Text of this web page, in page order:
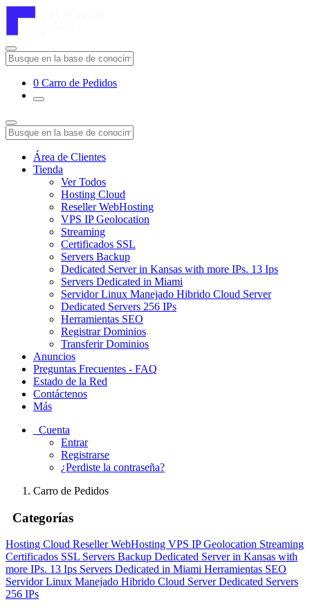
0 Carro de Pedidos
Área de Clientes
Tienda
Ver Todos
Hosting Cloud
Reseller WebHosting
VPS IP Geolocation
Streaming
Certificados SSL
Servers Backup
Dedicated Server in Kansas with more IPs. 13 Ips
Servers Dedicated in Miami
Servidor Linux Manejado Hibrido Cloud Server
Dedicated Servers 256 IPs
Herramientas SEO
Registrar Dominios
Transferir Dominios
Anuncios
Preguntas Frecuentes - FAQ
Estado de la Red
Contáctenos
Más
Cuenta
Entrar
Registrarse
¿Perdiste la contraseña?
Carro de Pedidos
Categorías
Hosting Cloud Reseller WebHosting VPS IP Geolocation Streaming
Certificados SSL Servers Backup Dedicated Server in Kansas with
more IPs. 13 Ips Servers Dedicated in Miami Herramientas SEO
Servidor Linux Manejado Hibrido Cloud ServerDedicated Servers
256 IPs